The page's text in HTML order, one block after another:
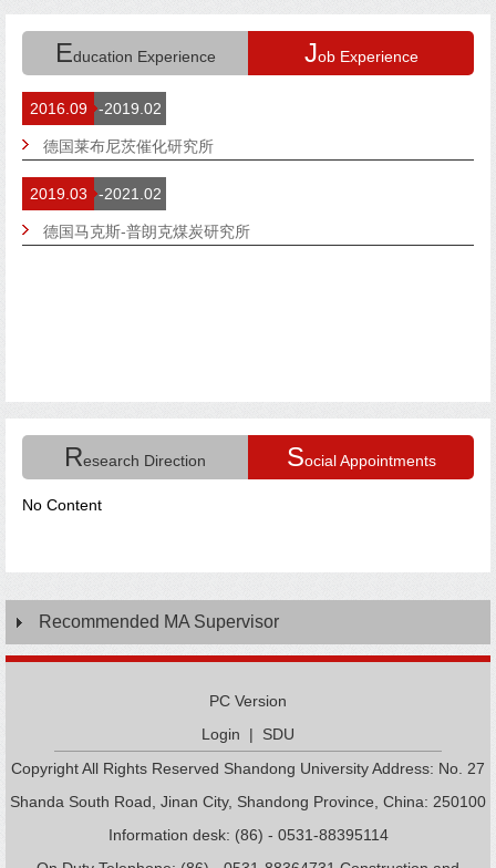
Education Experience Job Experience
2016.09 -2019.02
德国莱布尼茨催化研究所
2019.03 -2021.02
德国马克斯-普朗克煤炭研究所
Research Direction Social Appointments
No Content
Recommended MA Supervisor
PC Version
Login | SDU
Copyright All Rights Reserved Shandong University Address: No. 27
Shanda South Road, Jinan City, Shandong Province, China: 250100
Information desk: (86) - 0531-88395114